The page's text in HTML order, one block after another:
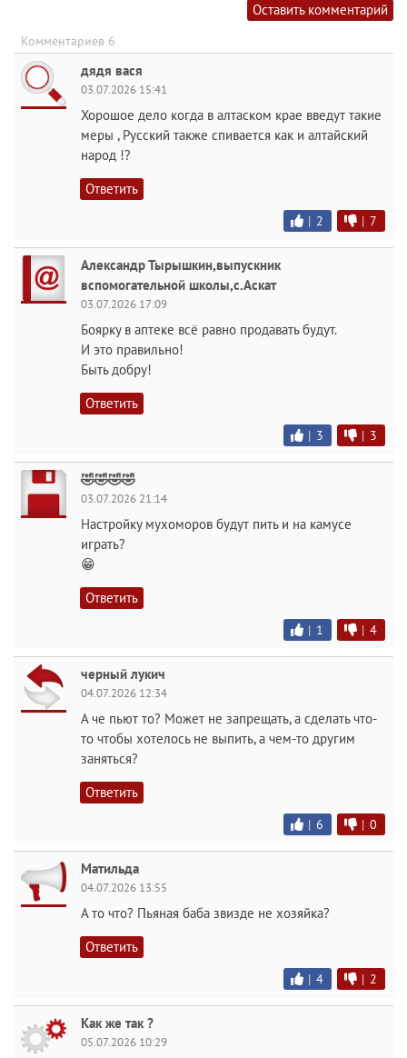
Оставить комментарий
Комментариев 6
дядя вася
03.07.2026 15:41
Хорошое дело когда в алтаском крае введут такие
меры , Русский также спивается как и алтайский
народ !?
Ответить
| 2 | 7
Александр Тырышкин,выпускник
вспомогательной школы,с.Аскат
03.07.2026 17:09
Боярку в аптеке всё равно продавать будут.
И это правильно!
Быть добру!
Ответить
| 3 | 3
🤣🤣🤣🤣
03.07.2026 21:14
Настройку мухоморов будут пить и на камусе
играть?
😁
Ответить
| 1 | 4
черный лукич
04.07.2026 12:34
А че пьют то? Может не запрещать, а сделать что-
то чтобы хотелось не выпить, а чем-то другим
заняться?
Ответить
| 6 | 0
Матильда
04.07.2026 13:55
А то что? Пьяная баба звизде не хозяйка?
Ответить
| 4 | 2
Как же так ?
05.07.2026 10:29